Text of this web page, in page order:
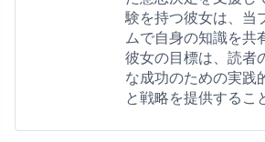
験を持つ彼女は、当
ムで自身の知識を共
彼女の目標は、読者
な成功のための実践
と戦略を提供するこ